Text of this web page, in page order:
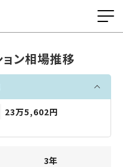
ン相場推移
23万5,602円
3年